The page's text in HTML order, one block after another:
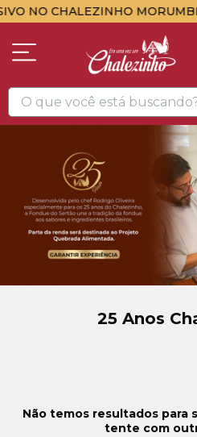
NO CHALEZINHO MORUMBI
25 Anos
Não temos resultados para
tente com